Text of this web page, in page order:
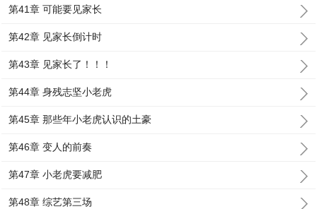
第41章 可能要见家长
第42章 见家长倒计时
第43章 见家长了！！！
第44章 身残志坚小老虎
第45章 那些年小老虎认识的土豪
第46章 变人的前奏
第47章 小老虎要减肥
第48章 综艺第三场